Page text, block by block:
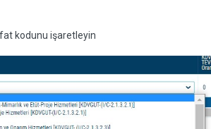
kodunu işaretleyin